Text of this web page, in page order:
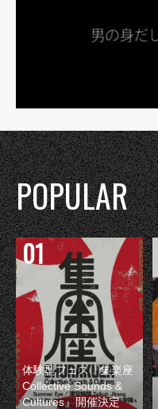
POPULAR
体験型フェス『集楽座
Collective Sounds &
Cultures』開催決定